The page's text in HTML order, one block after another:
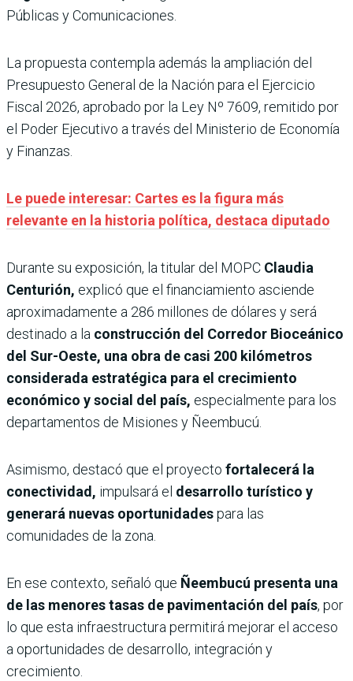
Públicas y Comunicaciones.
La propuesta contempla además la ampliación del
Presupuesto General de la Nación para el Ejercicio
Fiscal 2026, aprobado por la Ley Nº 7609, remitido por
el Poder Ejecutivo a través del Ministerio de Economía
y Finanzas.
Le puede interesar: Cartes es la figura más
relevante en la historia política, destaca diputado
Durante su exposición, la titular del MOPC Claudia
Centurión, explicó que el financiamiento asciende
aproximadamente a 286 millones de dólares y será
destinado a la construcción del Corredor Bioceánico
del Sur-Oeste, una obra de casi 200 kilómetros
considerada estratégica para el crecimiento
económico y social del país, especialmente para los
departamentos de Misiones y Ñeembucú.
Asimismo, destacó que el proyecto fortalecerá la
conectividad, impulsará el desarrollo turístico y
generará nuevas oportunidadespara las
comunidades de la zona.
En ese contexto, señaló que Ñeembucú presenta una
de las menores tasas de pavimentación del país, por
lo que esta infraestructura permitirá mejorar el acceso
a oportunidades de desarrollo, integración y
crecimiento.